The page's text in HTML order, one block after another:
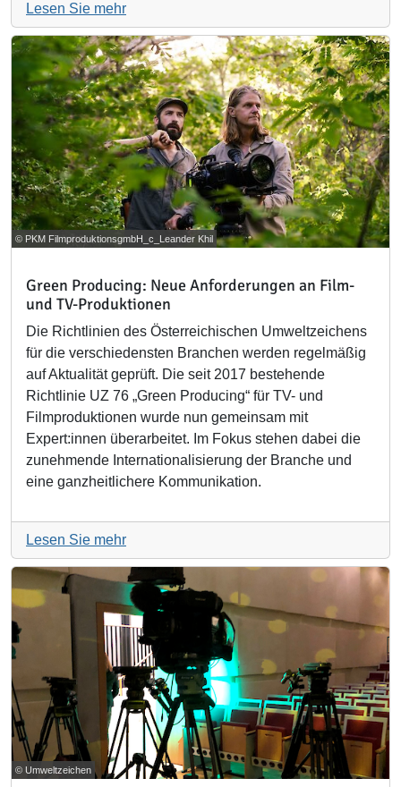
Lesen Sie mehr
© PKM FilmproduktionsgmbH_c_Leander Khil
Green Producing: Neue Anforderungen an Film-
und TV-Produktionen
Die Richtlinien des Österreichischen Umweltzeichens
für die verschiedensten Branchen werden regelmäßig
auf Aktualität geprüft. Die seit 2017 bestehende
Richtlinie UZ 76 „Green Producing“ für TV- und
Filmproduktionen wurde nun gemeinsam mit
Expert:innen überarbeitet. Im Fokus stehen dabei die
zunehmende Internationalisierung der Branche und
eine ganzheitlichere Kommunikation.
Lesen Sie mehr
© Umweltzeichen